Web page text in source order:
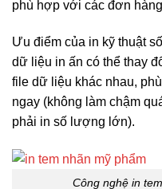
phù hợp với các đơn
Ưu điểm của in kỹ thuật
dữ liệu in ấn có thể thay
file dữ liệu khác nhau,
ngay (không làm chậm
phải in số lượng lớn).
Công nghệ in